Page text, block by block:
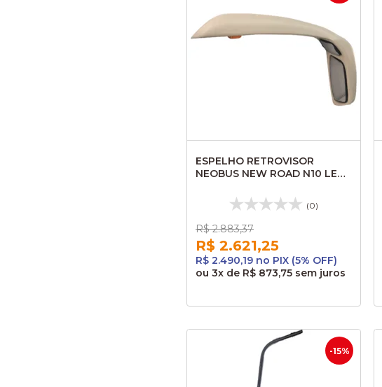
ESPELHO RETROVISOR
NEOBUS NEW ROAD N10 LE
73131309APP SARAIVA (0)
R$ 2.883,37
R$ 2.621,25
R$ 2.490,19 no PIX (5% OFF)
ou 3x de R$ 873,75 sem juros
-15%